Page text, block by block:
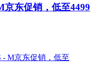
京东促销，低至4499